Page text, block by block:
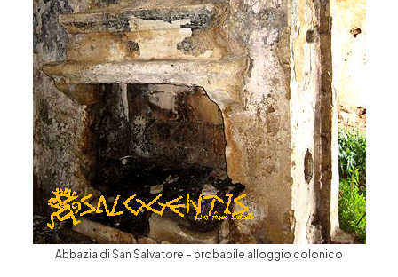
Abbazia di San Salvatore – probabile alloggio colonico